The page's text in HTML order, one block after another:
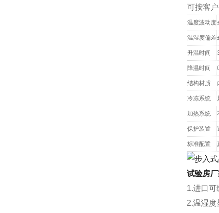
可按客
温度波动度
温湿度偏差
升温时间
降温时间
结构材质
冷冻系统
加热系统
保护装置
标准配置
试验房
1.进口
2.温湿